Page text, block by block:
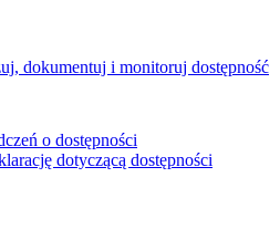
dokumentuj i monitoruj dostępność
o dostępności
dotyczącą dostępności